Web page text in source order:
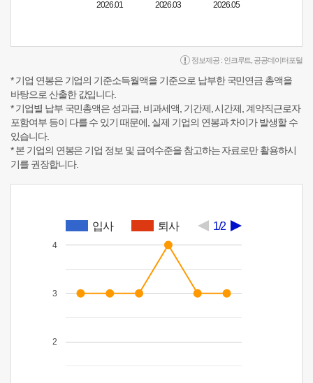
2026.01
2026.03
2026.05
정보제공 : 인크루트 공공데이터포털
* 기업 연봉은 기업의 기준소득월액을 기준으로 납부한 국민연금 총액을
바탕으로 산출한 값입니다.
* 기업별 납부 국민총액은 성과급, 비과세액, 기간제, 시간제, 계약직근로자
포함여부 등이 다를 수 있기 때문에, 실제 기업의 연봉과 차이가 발생할 수
있습니다.
* 본 기업의 연봉은 기업 정보 및 급여수준을 참고하는 자료로만 활용하시
기를 권장합니다.
입사 퇴사 1/2
2
3
4